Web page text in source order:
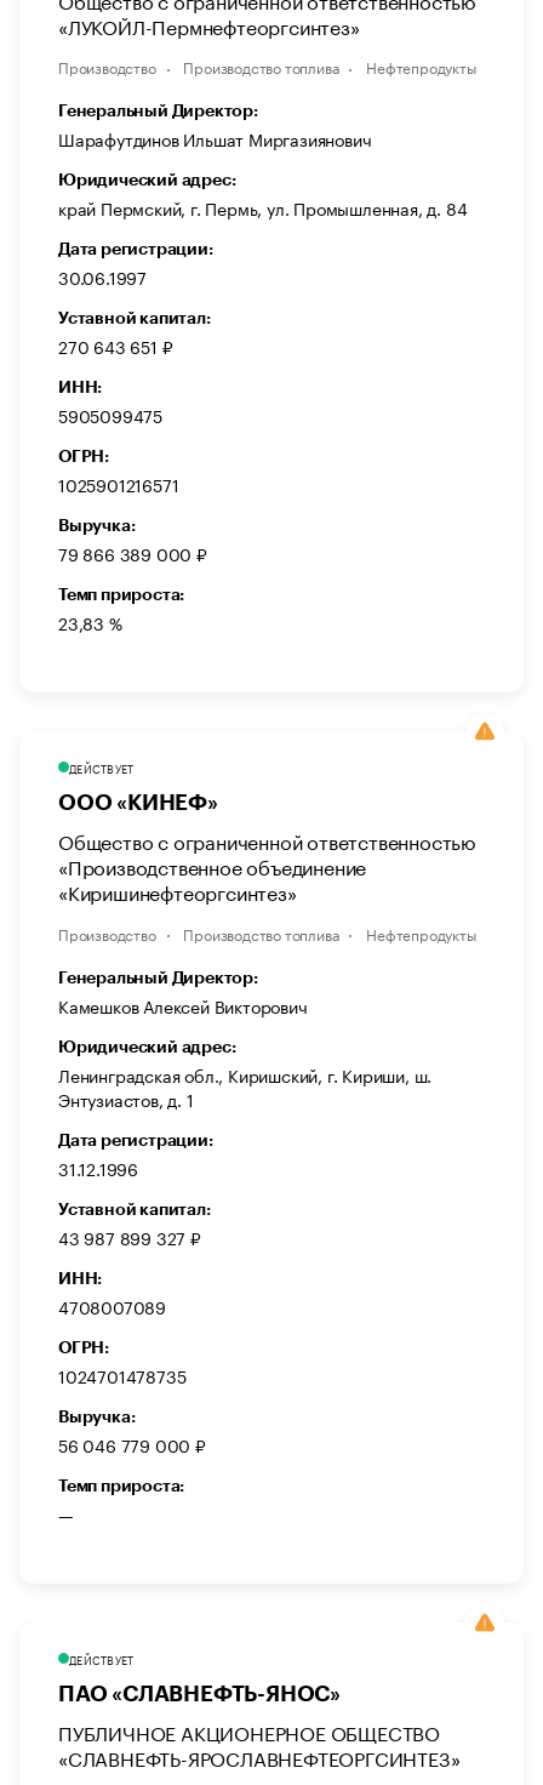
«ЛУКОЙЛ-Пермнефтеоргсинтез»
Производство Производство топлива Нефтепродукты
Генеральный Директор:
Шарафутдинов Ильшат Миргазиянович
Юридический адрес:
край Пермский, г. Пермь, ул. Промышленная, д. 84
Дата регистрации:
30.06.1997
Уставной капитал:
270 643 651 ₽
ИНН:
5905099475
ОГРН:
1025901216571
Выручка:
79 866 389 000 ₽
Темп прироста:
23,83 %
ДЕЙСТВУЕТ
ООО «КИНЕФ»
Общество с ограниченной ответственностью
«Производственное объединение
«Киришинефтеоргсинтез»
Производство Производство топлива Нефтепродукты
Генеральный Директор:
Камешков Алексей Викторович
Юридический адрес:
Ленинградская обл., Киришский, г. Кириши, ш.
Энтузиастов, д. 1
Дата регистрации:
31.12.1996
Уставной капитал:
43 987 899 327 ₽
ИНН:
4708007089
ОГРН:
1024701478735
Выручка:
56 046 779 000 ₽
Темп прироста:
—
ДЕЙСТВУЕТ
ПАО «СЛАВНЕФТЬ-ЯНОС»
ПУБЛИЧНОЕ АКЦИОНЕРНОЕ ОБЩЕСТВО
«СЛАВНЕФТЬ-ЯРОСЛАВНЕФТЕОРГСИНТЕЗ»